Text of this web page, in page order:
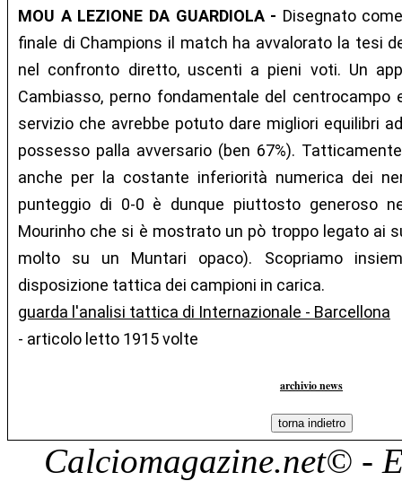
MOU A LEZIONE DA GUARDIOLA - Disegnato
finale di Champions il match ha avvalorato la tesi
nel confronto diretto, uscenti a pieni voti. Un
Cambiasso, perno fondamentale del centrocampo
servizio che avrebbe potuto dare migliori equilibri
possesso palla avversario (ben 67%).
anche per la costante inferiorità numerica dei
punteggio di 0-0 è dunque piuttosto generoso
Mourinho che si è mostrato un pò troppo legato ai
molto su un Muntari opaco). Scopriamo
disposizione tattica dei campioni in carica.
guarda l'analisi tattica di Internazionale - Barcellona
- articolo letto 1915 volte
archivio news
Calciomagazine.net© -